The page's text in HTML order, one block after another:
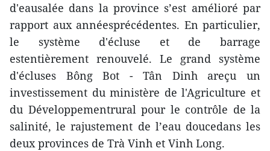
d'eausalée dans la province s’est amélioré par
rapport aux annéesprécédentes. En particulier,
le système d'écluse et de barrage
estentièrement renouvelé. Le grand système
d'écluses Bông Bot - Tân Dinh areçu un
investissement du ministère de l'Agriculture et
du Développementrural pour le contrôle de la
salinité, le rajustement de l’eau doucedans les
deux provinces de Trà Vinh et Vinh Long.